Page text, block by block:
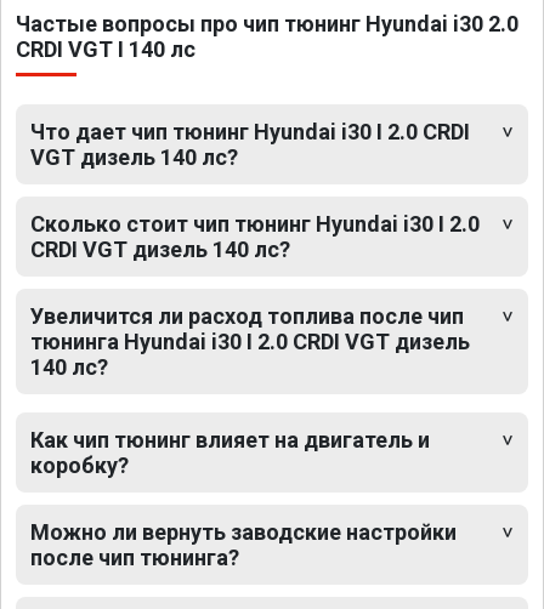
Частые вопросы про чип тюнинг Hyundai i30 2.0
CRDI VGT I 140 лс
Что дает чип тюнинг Hyundai i30 I 2.0 CRDI
VGT дизель 140 лс?
Сколько стоит чип тюнинг Hyundai i30 I 2.0
CRDI VGT дизель 140 лс?
Увеличится ли расход топлива после чип
тюнинга Hyundai i30 I 2.0 CRDI VGT дизель
140 лс?
Как чип тюнинг влияет на двигатель и
коробку?
Можно ли вернуть заводские настройки
после чип тюнинга?